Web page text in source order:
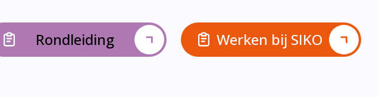
Rondleiding Werken bij SIKO